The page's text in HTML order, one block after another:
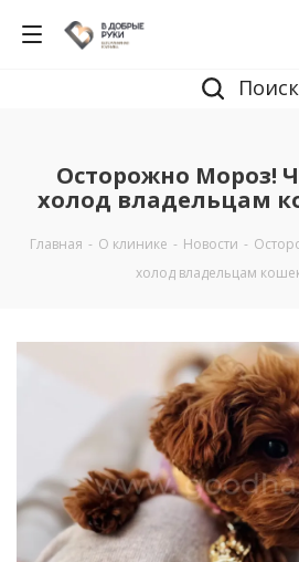
Поиск
Осторожно Мороз!
холод владельцам
Главная - О клинике - Новости -
холод владельцам